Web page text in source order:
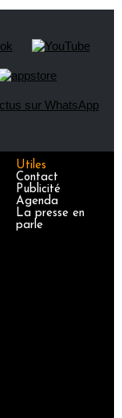
Utiles
Contact
Publicité
Agenda
La presse en
parle